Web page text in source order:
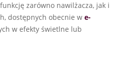
zarówno nawilżacza, jak i
dostępnych obecnie w e-
w efekty świetlne lub